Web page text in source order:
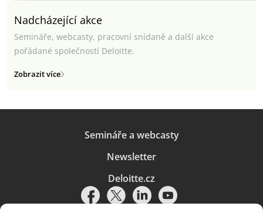
Nadcházející akce
Semináře, webcasty, pracovní snídaně a další akce
pořádané společností Deloitte.
Zobrazit více
Semináře a webcasty
Newsletter
Deloitte.cz